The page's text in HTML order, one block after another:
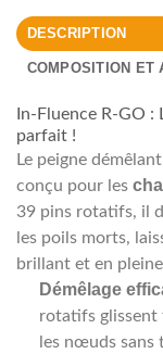
DESCRIPTION
COMPOSITION ET
In-Fluence R-GO :
parfait !
Le peigne
conçu pour les
39 pins rotatifs, il
les poils morts,
brillant et en
Démêlage
rotatifs glissent
les nœuds sans